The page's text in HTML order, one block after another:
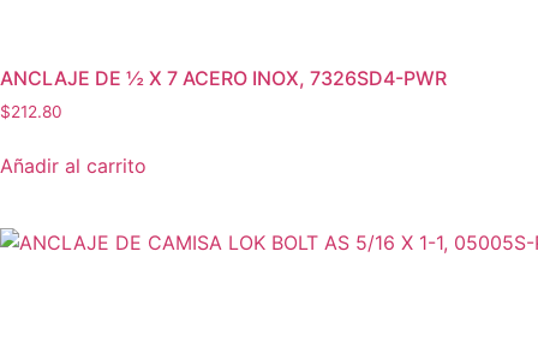
ANCLAJE DE ½ X 7 ACERO INOX, 7326SD4-PWR
$212.80
Añadir al carrito